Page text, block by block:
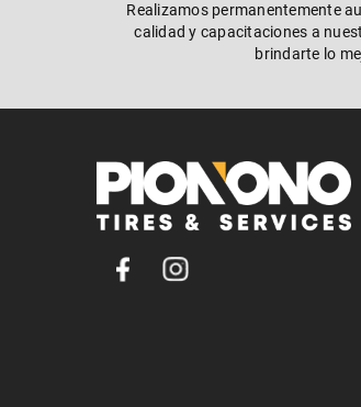
Realizamos permanentemente
calidad y capacitaciones a
brindarte lo